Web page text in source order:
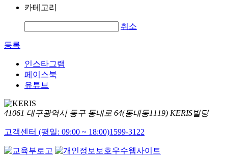
카테고리
취소
등록
인스타그램
페이스북
유튜브
41061 대구광역시 동구 동내로 64(동내동1119) KERIS빌딩
고객센터 (평일: 09:00 ~ 18:00)1599-3122